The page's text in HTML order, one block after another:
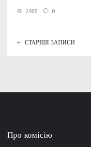
2900 0
СТАРІШІ ЗАПИСИ
Про комісію